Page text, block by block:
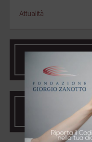
Attualità
NELLA